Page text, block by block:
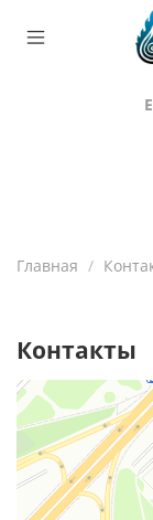
Главная
Контакты